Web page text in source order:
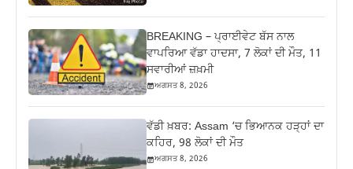
BREAKING – ਪ੍ਰਾਈਵੇਟ ਬੱਸ ਨਾਲ
ਵਾਪਰਿਆ ਵੱਡਾ ਹਾਦਸਾ, 7 ਲੋਕਾਂ ਦੀ ਮੌਤ, 11
ਸਵਾਰੀਆਂ ਜ਼ਖ਼ਮੀ
ਅਗਸਤ 8, 2026
ਵੱਡੀ ਖ਼ਬਰ: Assam ‘ਚ ਭਿਆਨਕ ਹੜ੍ਹਾਂ ਦਾ
ਕਹਿਰ, 98 ਲੋਕਾਂ ਦੀ ਮੌਤ
ਅਗਸਤ 8, 2026